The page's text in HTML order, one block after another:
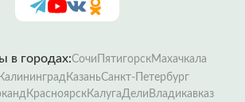
в городах:Сочи ПятигорскМахачкала
КазаньСанкт-Петербург
КрасноярскКалугаДели Владикавказ